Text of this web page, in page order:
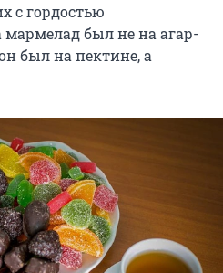
с гордостью
мармелад был не на агар-
был на пектине, а